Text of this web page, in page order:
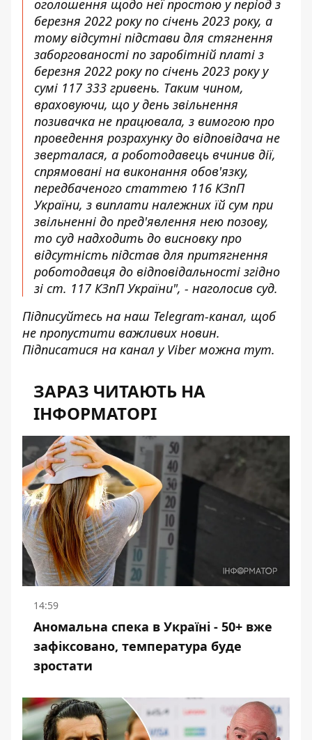
оголошення щодо неї простою у період з
березня 2022 року по січень 2023 року, а
тому відсутні підстави для стягнення
заборгованості по заробітній платі з
березня 2022 року по січень 2023 року у
сумі 117 333 гривень. Таким чином,
враховуючи, що у день звільнення
позивачка не працювала, з вимогою про
проведення розрахунку до відповідача не
зверталася, а роботодавець вчинив дії,
спрямовані на виконання обов'язку,
передбаченого статтею 116 КЗпП
України, з виплати належних їй сум при
звільненні до пред'явлення нею позову,
то суд надходить до висновку про
відсутність підстав для притягнення
роботодавця до відповідальності згідно
зі ст. 117 КЗпП України", - наголосив суд.
Підписуйтесь на наш Telegram-канал, щоб
не пропустити важливих новин.
Підписатися на канал у Viber можна тут.
ЗАРАЗ ЧИТАЮТЬ НА
ІНФОРМАТОРІ
14:59
Аномальна спека в Україні - 50+ вже
зафіксовано, температура буде
зростати